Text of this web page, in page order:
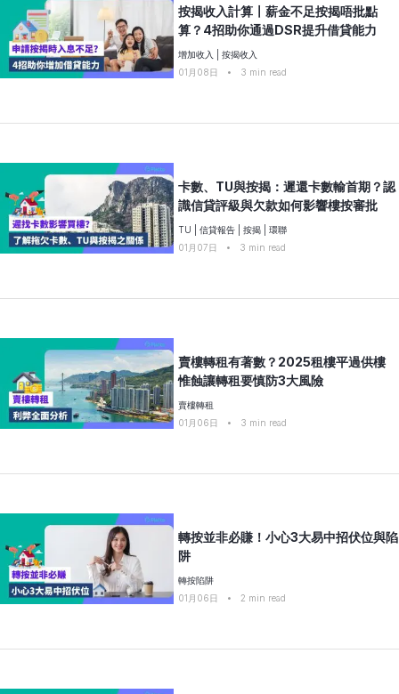
按揭收入計算〡薪金不足按揭唔批點
算？4招助你通過DSR提升借貸能力
增加收入
按揭收入
01月08日
• 3 min read
卡數、TU與按揭：遲還卡數輸首期？認
識信貸評級與欠款如何影響樓按審批
TU 信貸報告 按揭
環聯
01月07日
• 3 min read
賣樓轉租有著數？2025租樓平過供樓
惟蝕讓轉租要慎防3大風險
賣樓轉租
01月06日
• 3 min read
轉按並非必賺！小心3大易中招伏位與陷
阱
轉按陷阱
01月06日
• 2 min read